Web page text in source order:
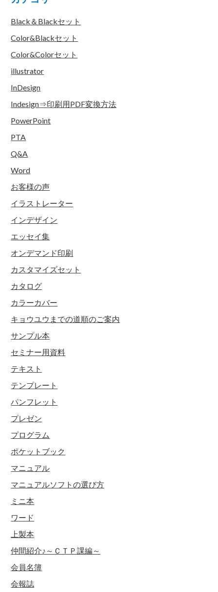
Black＆Blackセット
Color&Blackセット
Color&Colorセット
illustrator
InDesign
Indesign⇒印刷用PDF変換方法
PowerPoint
PTA
Q&A
Word
お客様の声
イラストレーター
インデザイン
エッセイ集
オンデマンド印刷
カスタマイズセット
カタログ
カラーカバー
キョウユウまでの道順のご案内
サンプル本
セミナー用資料
テキスト
テンプレート
パンフレット
プレゼン
プログラム
ポケットブック
マニュアル
マニュアルソフトの選び方
ミニ本
ワード
上製本
仲間紹介♪～ＣＴＰ課編～
会員名簿
会報誌